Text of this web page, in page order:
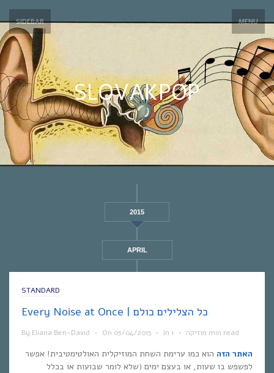
SIDEBAR MENU
SLOVAKPOP
2015
APRIL
STANDARD
Every Noise at Once | כל הצלילים כולם
By Eliana Ben-David • On 05/04/2015 • In מוזיקה • 1 min read
האתר הזה הוא כמו ערימת השחת המוזיקלית האולטימטיבית! אפשר
לפשפש בו שעות, או בעצם ימים (שלא לומר שבועות או בכלל